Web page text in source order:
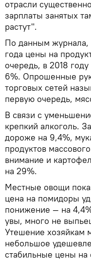
отрасли
зарплаты занятых
растут".
По данным журнала,
года цены на
очередь, в 2018
6%. Опрошенные
торговых сетей
первую очередь,
В связи с
крепкий алкоголь.
дороже на 9,4%,
продуктов
внимание и
на 29%.
Местные овощи
цена на помидоры
понижение — на
увы, много не
Утешение хозяйкам
небольшое
стабильные цены на